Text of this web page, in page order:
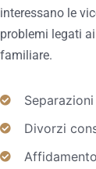
interessano le
problemi legati
familiare.
Divorzi